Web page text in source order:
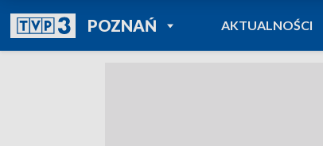
POZNAŃPOWRÓT DO
TVP REGIONY
AKTUALNOŚCI